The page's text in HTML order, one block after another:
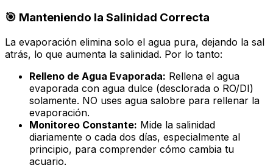
🎯 Manteniendo la Salinidad Correcta
La evaporación elimina solo el agua pura, dejando la sal
atrás, lo que aumenta la salinidad. Por lo tanto:
Relleno de Agua Evaporada: Rellena el agua
evaporada con agua dulce (desclorada o RO/DI)
solamente. NO uses agua salobre para rellenar la
evaporación.
Monitoreo Constante: Mide la salinidad
diariamente o cada dos días, especialmente al
principio, para comprender cómo cambia tu
acuario.